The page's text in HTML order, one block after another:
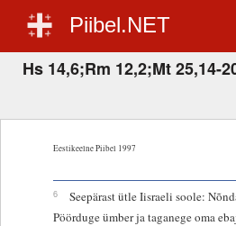
Piibel.NET
Hs 14,6;Rm 12,2;Mt 25,14-
Eestikeelne Piibel 1997
6
Seepärast ütle Iisraeli soole:
Pöörduge ümber ja taganege oma